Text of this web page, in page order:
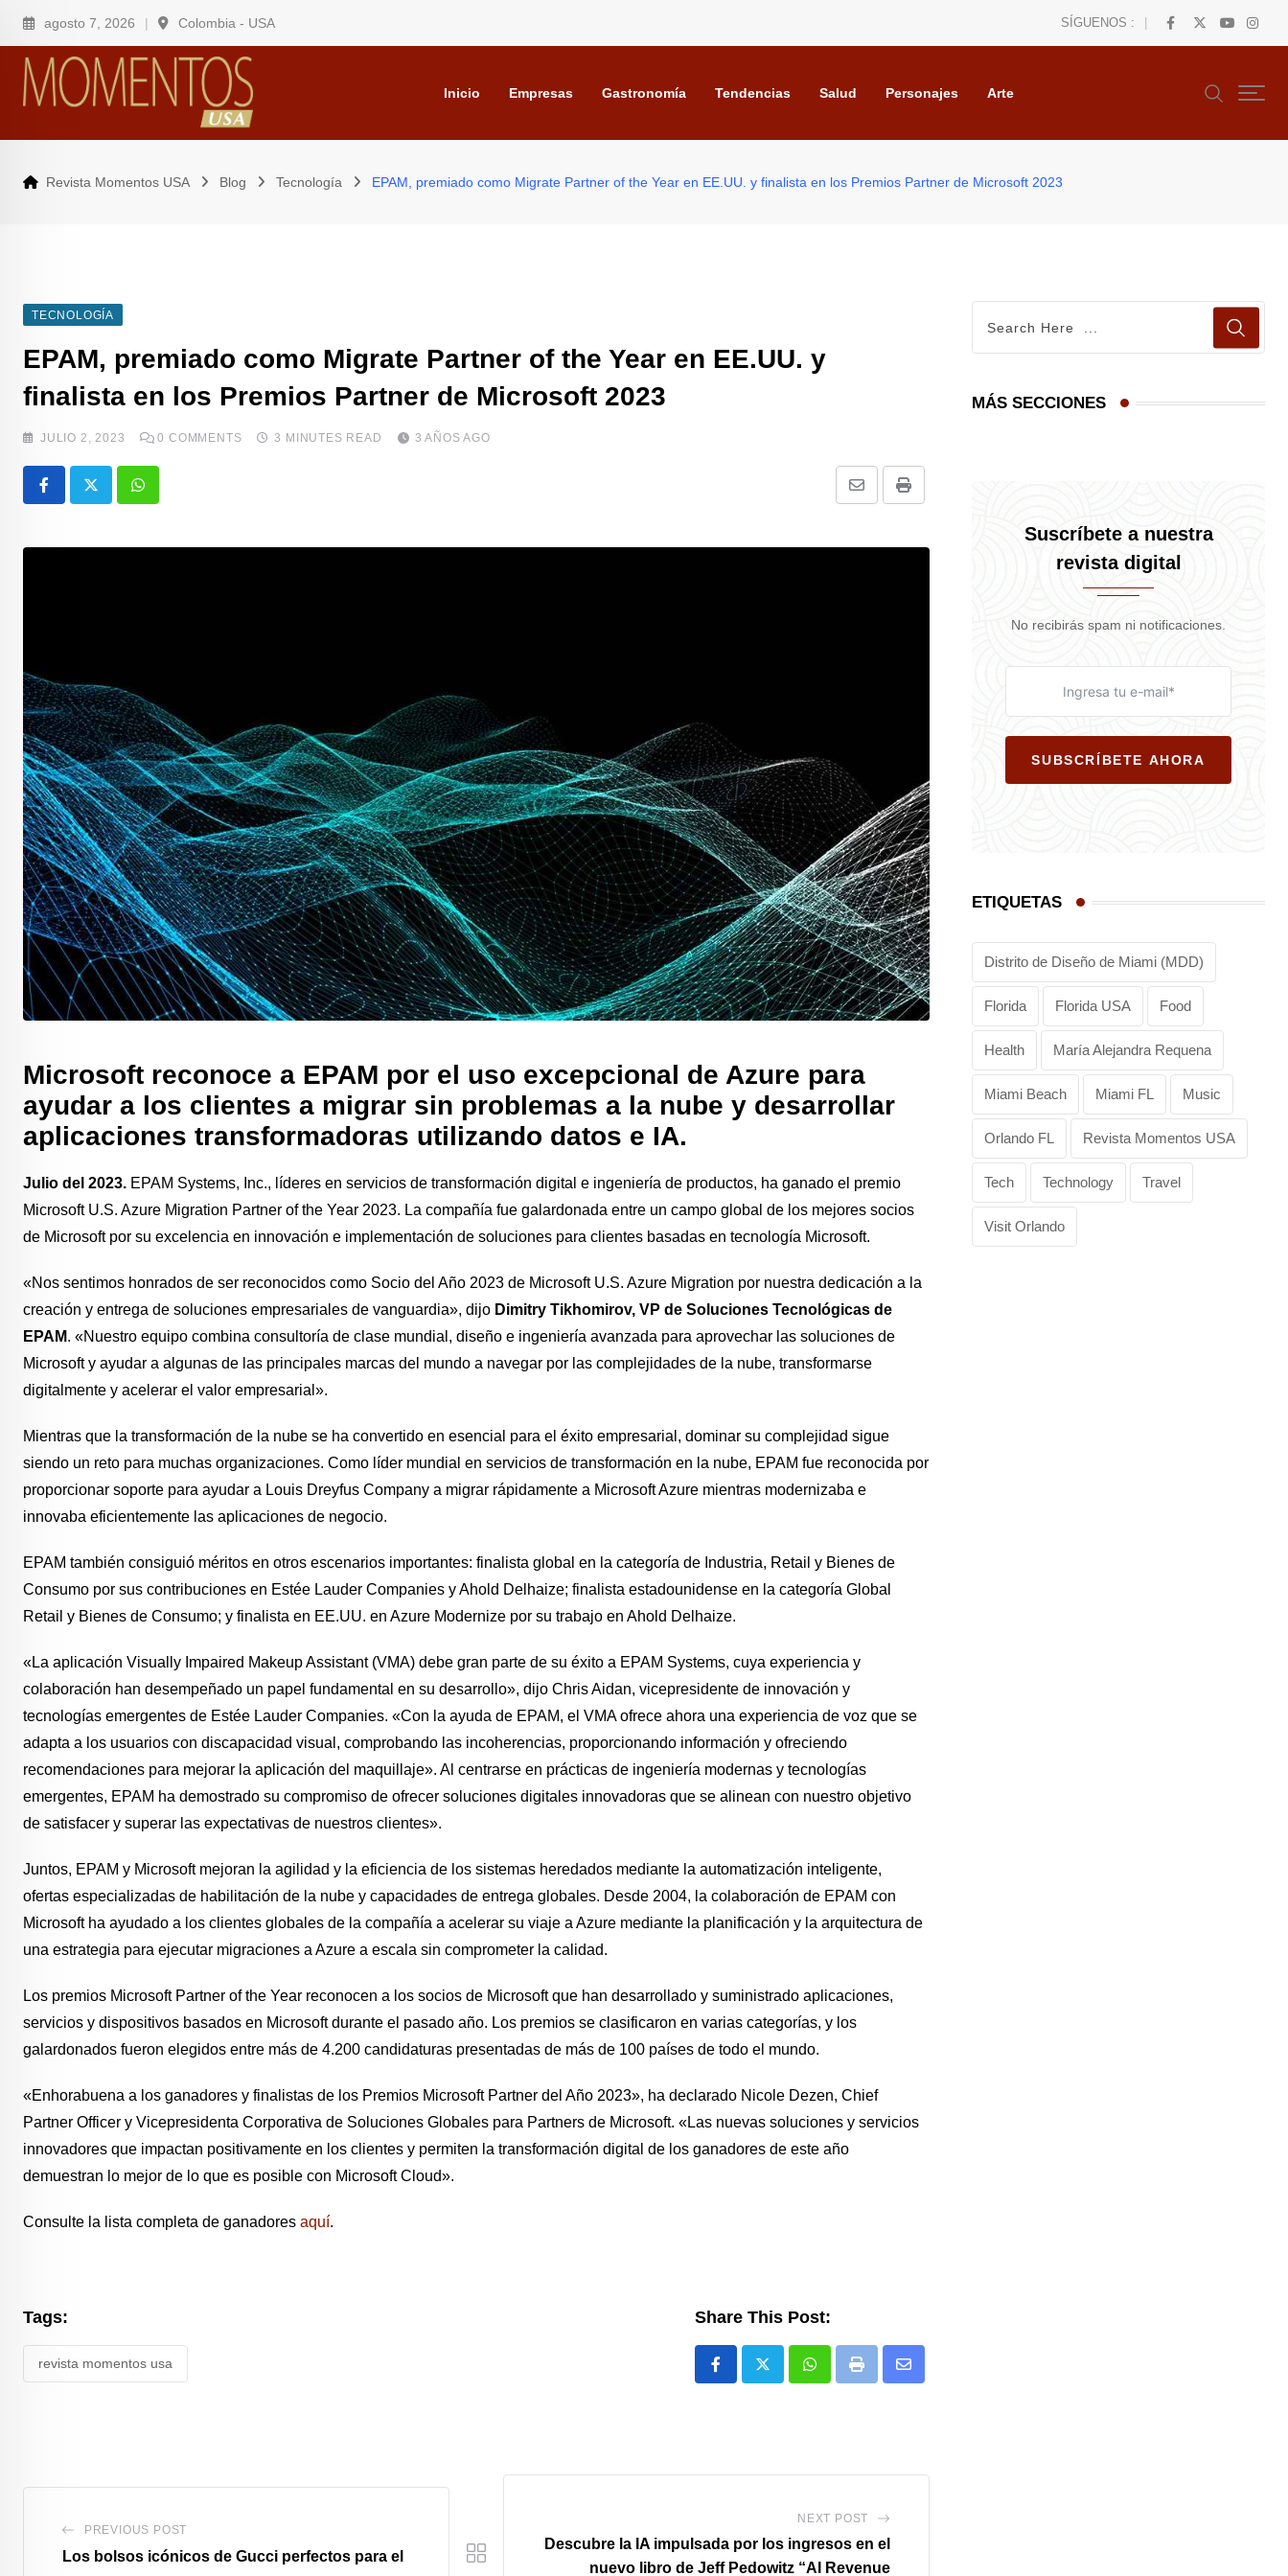
content
agosto 7, 2026 Colombia - USA SÍGUENOS :
Inicio Empresas Gastronomía Tendencias Salud Personajes Arte
Revista Momentos USA Blog Tecnología EPAM, premiado como Migrate Partner of the Year en EE.UU. y finalista en los Premios Partner de Microsoft 2023
TECNOLOGÍA
EPAM, premiado como Migrate Partner of the Year en EE.UU. y
finalista en los Premios Partner de Microsoft 2023
JULIO 2, 2023 0 COMMENTS 3 MINUTES READ 3 AÑOS AGO
Whatsapp Print
Email
Microsoft reconoce a EPAM por el uso excepcional de Azure para
ayudar a los clientes a migrar sin problemas a la nube y desarrollar
aplicaciones transformadoras utilizando datos e IA.
Julio del 2023. EPAM Systems, Inc., líderes en servicios de transformación digital e ingeniería de productos, ha ganado el premio
Microsoft U.S. Azure Migration Partner of the Year 2023. La compañía fue galardonada entre un campo global de los mejores socios
de Microsoft por su excelencia en innovación e implementación de soluciones para clientes basadas en tecnología Microsoft.
«Nos sentimos honrados de ser reconocidos como Socio del Año 2023 de Microsoft U.S. Azure Migration por nuestra dedicación a la
creación y entrega de soluciones empresariales de vanguardia», dijo Dimitry Tikhomirov, VP de Soluciones Tecnológicas de
EPAM. «Nuestro equipo combina consultoría de clase mundial, diseño e ingeniería avanzada para aprovechar las soluciones de
Microsoft y ayudar a algunas de las principales marcas del mundo a navegar por las complejidades de la nube, transformarse
digitalmente y acelerar el valor empresarial».
Mientras que la transformación de la nube se ha convertido en esencial para el éxito empresarial, dominar su complejidad sigue
siendo un reto para muchas organizaciones. Como líder mundial en servicios de transformación en la nube, EPAM fue reconocida por
proporcionar soporte para ayudar a Louis Dreyfus Company a migrar rápidamente a Microsoft Azure mientras modernizaba e
innovaba eficientemente las aplicaciones de negocio.
EPAM también consiguió méritos en otros escenarios importantes: finalista global en la categoría de Industria, Retail y Bienes de
Consumo por sus contribuciones en Estée Lauder Companies y Ahold Delhaize; finalista estadounidense en la categoría Global
Retail y Bienes de Consumo; y finalista en EE.UU. en Azure Modernize por su trabajo en Ahold Delhaize.
«La aplicación Visually Impaired Makeup Assistant (VMA) debe gran parte de su éxito a EPAM Systems, cuya experiencia y
colaboración han desempeñado un papel fundamental en su desarrollo», dijo Chris Aidan, vicepresidente de innovación y
tecnologías emergentes de Estée Lauder Companies. «Con la ayuda de EPAM, el VMA ofrece ahora una experiencia de voz que se
adapta a los usuarios con discapacidad visual, comprobando las incoherencias, proporcionando información y ofreciendo
recomendaciones para mejorar la aplicación del maquillaje». Al centrarse en prácticas de ingeniería modernas y tecnologías
emergentes, EPAM ha demostrado su compromiso de ofrecer soluciones digitales innovadoras que se alinean con nuestro objetivo
de satisfacer y superar las expectativas de nuestros clientes».
Juntos, EPAM y Microsoft mejoran la agilidad y la eficiencia de los sistemas heredados mediante la automatización inteligente,
ofertas especializadas de habilitación de la nube y capacidades de entrega globales. Desde 2004, la colaboración de EPAM con
Microsoft ha ayudado a los clientes globales de la compañía a acelerar su viaje a Azure mediante la planificación y la arquitectura de
una estrategia para ejecutar migraciones a Azure a escala sin comprometer la calidad.
Los premios Microsoft Partner of the Year reconocen a los socios de Microsoft que han desarrollado y suministrado aplicaciones,
servicios y dispositivos basados en Microsoft durante el pasado año. Los premios se clasificaron en varias categorías, y los
galardonados fueron elegidos entre más de 4.200 candidaturas presentadas de más de 100 países de todo el mundo.
«Enhorabuena a los ganadores y finalistas de los Premios Microsoft Partner del Año 2023», ha declarado Nicole Dezen, Chief
Partner Officer y Vicepresidenta Corporativa de Soluciones Globales para Partners de Microsoft. «Las nuevas soluciones y servicios
innovadores que impactan positivamente en los clientes y permiten la transformación digital de los ganadores de este año
demuestran lo mejor de lo que es posible con Microsoft Cloud».
Consulte la lista completa de ganadores aquí.
Tags:
revista momentos usa
Share This Post:
Whatsapp
Print
PREVIOUS POST
Los bolsos icónicos de Gucci perfectos para el
NEXT POST
Descubre la IA impulsada por los ingresos en el
nuevo libro de Jeff Pedowitz “AI Revenue
MÁS SECCIONES
Suscríbete a nuestra
revista digital
No recibirás spam ni notificaciones.
SUBSCRÍBETE AHORA
ETIQUETAS
Distrito de Diseño de Miami (MDD)
Florida Florida USA Food
Health María Alejandra Requena
Miami Beach Miami FL Music
Orlando FL Revista Momentos USA
Tech Technology Travel
Visit Orlando